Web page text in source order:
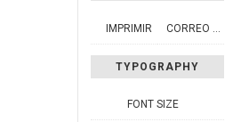
IMPRIMIR CORREO ELECTRÓNICO
TYPOGRAPHY
FONT SIZE